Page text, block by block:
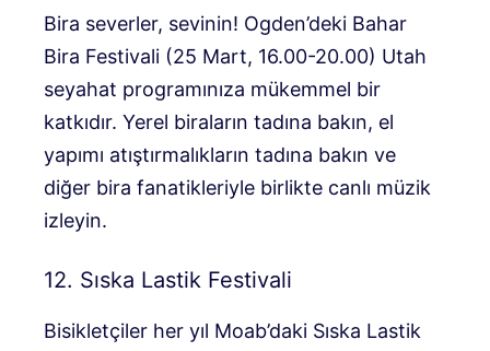
Bira severler, sevinin! Ogden’deki Bahar
Bira Festivali (25 Mart, 16.00-20.00) Utah
seyahat programınıza mükemmel bir
katkıdır. Yerel biraların tadına bakın, el
yapımı atıştırmalıkların tadına bakın ve
diğer bira fanatikleriyle birlikte canlı müzik
izleyin.
12. Sıska Lastik Festivali
Bisikletçiler her yıl Moab’daki Sıska Lastik